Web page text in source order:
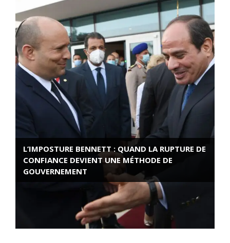
L’IMPOSTURE BENNETT : QUAND LA RUPTURE DE
CONFIANCE DEVIENT UNE MÉTHODE DE
GOUVERNEMENT
ROSE VALLAND, HEROÏNE DE LA RESISTANCE